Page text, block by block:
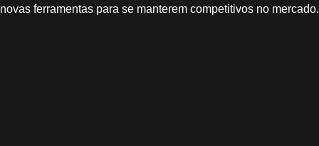
novas ferramentas para se manterem competitivos no mercado.